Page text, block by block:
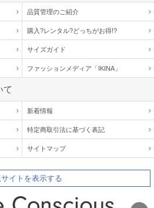
品質管理のご紹介
購入?レンタル?どっちがお得!?
サイズガイド
ファッションメディア「IKINA」
て
新着情報
特定商取引法に基づく表記
サイトマップ
サイトを表示する